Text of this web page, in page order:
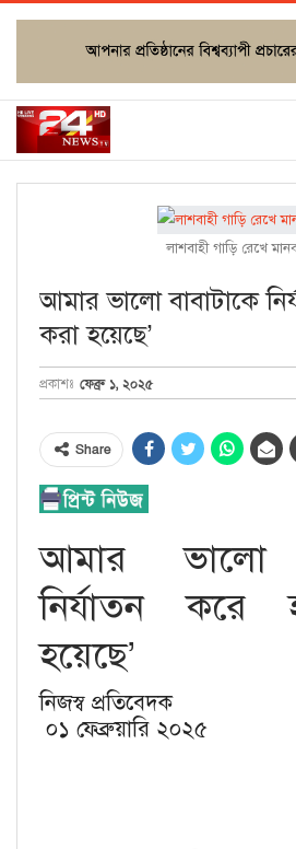
লাশবাহী গাড়ি রেখে
আমার ভালো বাবাটাকে
করা হয়েছে’
প্রকাশঃ ফেব্রু ১, ২০২৫
Share
আমার ভালো
নির্যাতন করে
হয়েছে’
নিজস্ব প্রতিবেদক
০১ ফেব্রুয়ারি ২০২৫